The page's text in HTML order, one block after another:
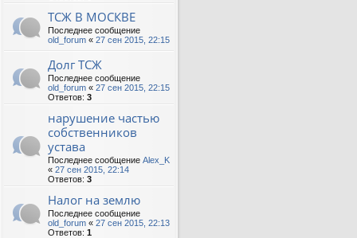
ТСЖ В МОСКВЕ
Последнее сообщение
old_forum « 27 сен 2015, 22:15
Долг ТСЖ
Последнее сообщение
old_forum « 27 сен 2015, 22:15
Ответов: 3
нарушение частью
собственников
устава
Последнее сообщение Alex_K
« 27 сен 2015, 22:14
Ответов: 3
Налог на землю
Последнее сообщение
old_forum « 27 сен 2015, 22:13
Ответов: 1